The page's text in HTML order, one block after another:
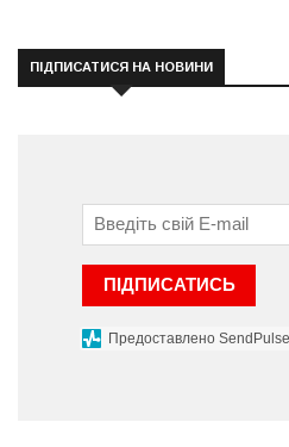
ПІДПИСАТИСЯ НА НОВИНИ
ПІДПИСАТИСЬ
Предоставлено SendPulse